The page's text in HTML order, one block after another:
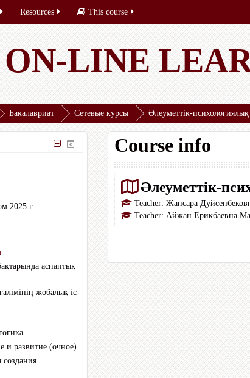
Resources This course
ON-LINE
Бакалавриат Сетевые курсы Әлеуметтік-
Course info
Әлеуметтік-
Teacher:Жансара
Teacher:Айжан Ерикбаевна
2025 г
аспаптық
жобалық іс-
и развитие (очное)
создания